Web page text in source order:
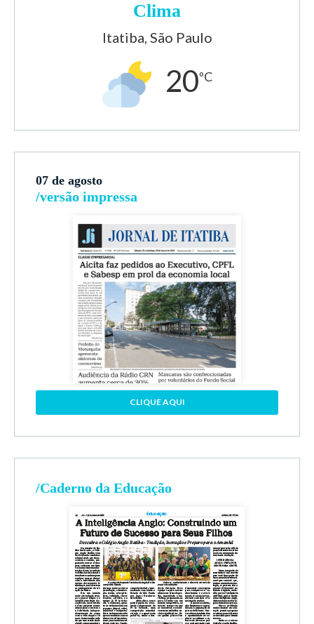
Clima
Itatiba, São Paulo
20ºC
07 de agosto
/versão impressa
CLIQUE AQUI
/Caderno da Educação